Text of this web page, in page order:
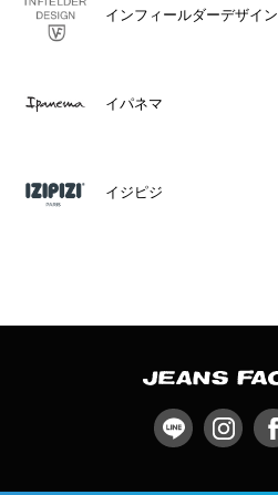
インフィールダーデザイン
イパネマ
イジピジ